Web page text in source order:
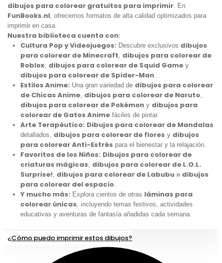
dibujos para colorear gratuitos para imprimir . En
FunBooks.nl , ofrecemos formatos de alta calidad optimizados para
imprimir en casa.
Nuestra biblioteca cuenta con:
Cultura Pop y Videojuegos: Descubre exclusivos dibujos
para colorear de Minecraft dibujos para colorear de
Roblox dibujos para colorear de Squid Game y
dibujos para colorear de Spider-Man
Estilos Anime: Una gran variedad de dibujos para colorear
de Chicas Anime dibujos para colorear de Naruto
dibujos para colorear de Pokémon y dibujos para
colorear de Gatos Anime fáciles de pintar.
Arte Terapéutico: Dibujos para colorear de Mandalas
detallados, dibujos para colorear de flores y dibujos
para colorear Anti-Estrés para el bienestar y la relajación.
Favoritos de los Niños: Dibujos para colorear de
criaturas mágicas dibujos para colorear de L.O.L.
Surprise! dibujos para colorear de Labubu и dibujos
para colorear del espacio
Y mucho más: Explora cientos de otras láminas para
colorear únicas , incluyendo temas festivos, actividades
educativas y aventuras de fantasía añadidas cada semana.
¿Cómo puedo imprimir estos dibujos?